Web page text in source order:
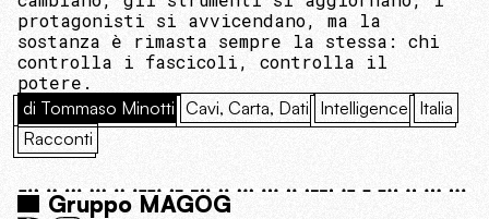
protagonisti si avvicendano, ma la
sostanza è rimasta sempre la stessa: chi
controlla i fascicoli, controlla il
potere.
di Tommaso Minotti Cavi, Carta, Dati Intelligence Italia
Racconti
Gruppo MAGOG